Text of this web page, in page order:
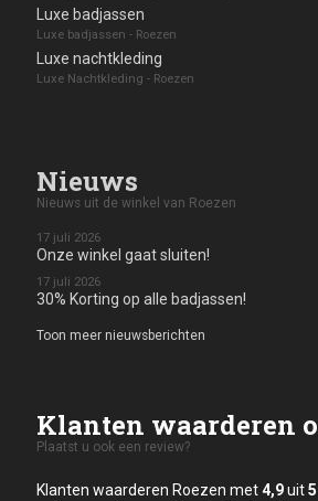
Luxe badjassen
Luxe badjassen - Roezen
Luxe nachtkleding
Luxe Nachtkleding - Roezen
Nieuws
Nieuws uit de winkel van Roezen
17 juli 2026
Onze winkel gaat sluiten!
17 juli 2026
30% Korting op alle badjassen!
Toon meer nieuwsberichten
Klanten waarderen
Plaatst u ook een review?
Klanten waarderen Roezen met4,9uit5